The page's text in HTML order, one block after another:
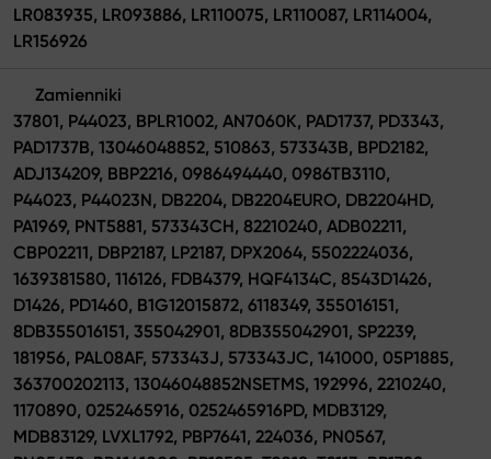
LR083935, LR093886, LR110075, LR110087, LR114004,
LR156926
Zamienniki
37801, P44023, BPLR1002, AN7060K, PAD1737, PD3343,
PAD1737B, 13046048852, 510863, 573343B, BPD2182,
ADJ134209, BBP2216, 0986494440, 0986TB3110,
P44023, P44023N, DB2204, DB2204EURO, DB2204HD,
PA1969, PNT5881, 573343CH, 82210240, ADB02211,
CBP02211, DBP2187, LP2187, DPX2064, 5502224036,
1639381580, 116126, FDB4379, HQF4134C, 8543D1426,
D1426, PD1460, B1G12015872, 6118349, 355016151,
8DB355016151, 355042901, 8DB355042901, SP2239,
181956, PAL08AF, 573343J, 573343JC, 141000, 05P1885,
363700202113, 13046048852NSETMS, 192996, 2210240,
1170890, 0252465916, 0252465916PD, MDB3129,
MDB83129, LVXL1792, PBP7641, 224036, PN0567,